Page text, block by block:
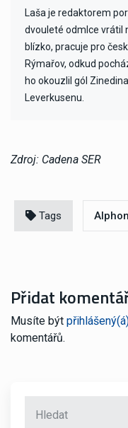
Laša je redaktorem
dvouleté odmlce vrátil
blízko, pracuje pro
Rýmařov, odkud
ho okouzlil gól
Leverkusenu.
Zdroj: Cadena SER
Tags
Přidat
Musíte být
komentářů.